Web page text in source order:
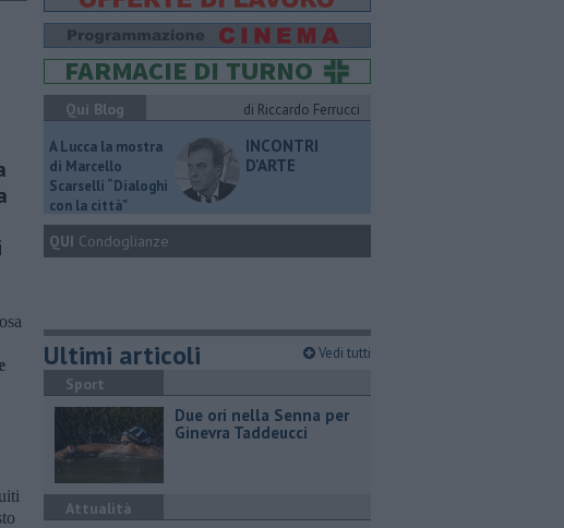
Qui Blog
di Riccardo Ferrucci
A Lucca la mostra
di Marcello
Scarselli “Dialoghi
con la città"
INCONTRI
D'ARTE
QUI Condoglianze
Ultimi articoli Vedi tutti
Sport
Due ori nella Senna per
Ginevra Taddeucci
Attualità